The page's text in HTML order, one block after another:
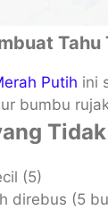
Tahu
Putih ini
bumbu
(5)
direbus (5